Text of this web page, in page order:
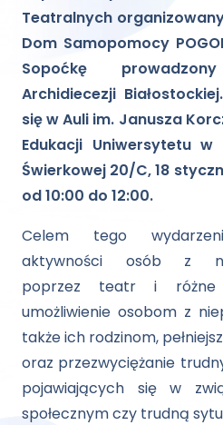
Teatralnych
Dom Samopomocy
Sopoćkę
Archidiecezji
się w Auli im. Janusza
Edukacji Uniwersytetu w
Świerkowej 20/C, 18
od 10:00 do 12:00.
Celem tego
aktywności osób z
poprzez teatr i różne
umożliwienie osobom z
także ich rodzinom,
oraz przezwyciężanie
pojawiających się w
społecznym czy trudną